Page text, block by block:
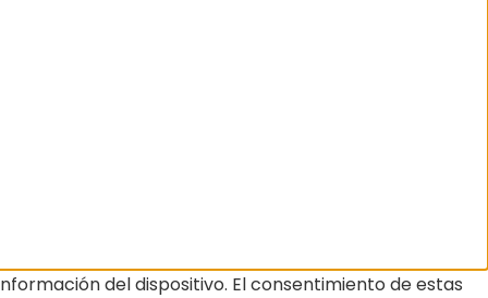
del dispositivo. El consentimiento de estas